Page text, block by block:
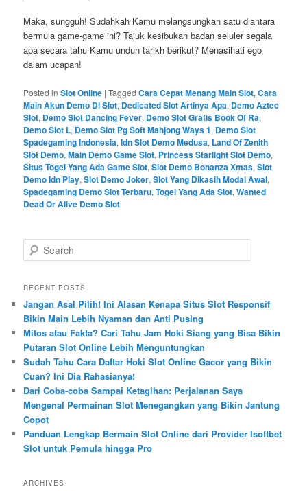
Maka, sungguh! Sudahkah Kamu melangsungkan satu diantara
bermula game-game ini? Tajuk kesibukan badan seluler segala
apa secara tahu Kamu unduh tarikh berikut? Menasihati ego
dalam ucapan!
Posted in Slot Online |Tagged Cara Cepat Menang Main Slot,Cara
Main Akun Demo Di Slot, Dedicated Slot Artinya Apa, Demo Aztec
Slot, Demo Slot Dancing Fever, Demo Slot Gratis Book Of Ra,
Demo Slot L, Demo Slot Pg Soft Mahjong Ways 1, Demo Slot
Spadegaming Indonesia,Idn Slot Demo Medusa, Land Of Zenith
Slot Demo,Main Demo Game Slot, Princess Starlight Slot Demo,
Situs Togel Yang Ada Game Slot,Slot Demo Bonanza Xmas,Slot
Demo Idn Play,Slot Demo Joker,Slot Yang Dikasih Modal Awal,
Spadegaming Demo Slot Terbaru,Togel Yang Ada Slot,Wanted
Dead Or Alive Demo Slot
e
r
h
RECENT POSTS
Jangan Asal Pilih! Ini Alasan Kenapa Situs Slot Responsif
Bikin Main Lebih Nyaman dan Anti Pusing
Mitos atau Fakta? Cari Tahu Jam Hoki Siang yang Bisa Bikin
Putaran Slot Online Lebih Menguntungkan
Sudah Tahu Cara Daftar Hoki Slot Online Gacor yang Bikin
Cuan? Ini Dia Rahasianya!
Dari Coba-coba Sampai Ketagihan: Perjalanan Saya
Mengenal Permainan Slot Menegangkan yang Bikin Jantung
Copot
Panduan Lengkap Bermain Slot Online dari Provider Isoftbet
Slot untuk Pemula hingga Pro
ARCHIVES